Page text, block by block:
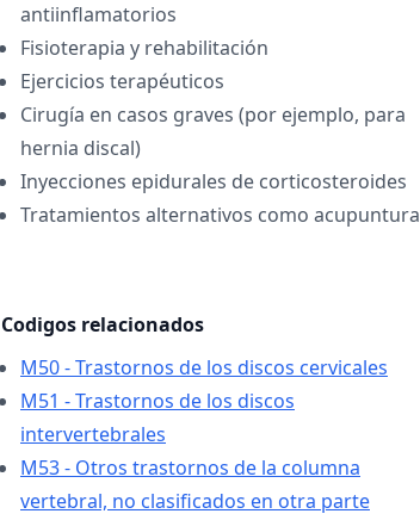
antiinflamatorios
Fisioterapia y rehabilitación
Ejercicios terapéuticos
Cirugía en casos graves (por ejemplo, para
hernia discal)
Inyecciones epidurales de corticosteroides
Tratamientos alternativos como acupuntura
Codigos relacionados
M50 - Trastornos de los discos cervicales
M51 - Trastornos de los discos
intervertebrales
M53 - Otros trastornos de la columna
vertebral, no clasificados en otra parte